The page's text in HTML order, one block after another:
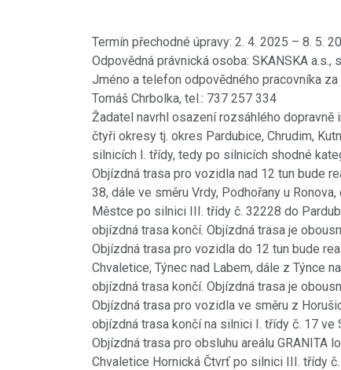
Termín přechodné úpravy: 2. 4. 2025 – 8. 5.
Odpovědná právnická osoba: SKANSKA
Jméno a telefon odpovědného pracovníka
Tomáš Chrbolka, tel.: 737 257 334
Žadatel navrhl osazení rozsáhlého
čtyři okresy tj. okres Pardubice, Chrudim,
silnicích I. třídy, tedy po silnicích shodné
Objízdná trasa pro vozidla nad 12 tun bude
38, dále ve směru Vrdy, Podhořany u
Městce po silnici III. třídy č. 32228 do
objízdná trasa končí. Objízdná trasa je
Objízdná trasa pro vozidla do 12 tun bude
Chvaletice, Týnec nad Labem, dále z Týnce
objízdná trasa končí. Objízdná trasa je
Objízdná trasa pro vozidla ve směru z
objízdná trasa končí na silnici I. třídy č. 17 ve
Objízdná trasa pro obsluhu areálu GRANITA
Chvaletice Hornická Čtvrť po silnici III. třídy